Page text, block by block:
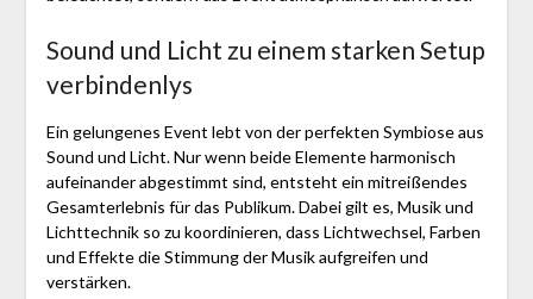
Sound und Licht zu einem starken Setup
verbindenlys
Ein gelungenes Event lebt von der perfekten Symbiose aus
Sound und Licht. Nur wenn beide Elemente harmonisch
aufeinander abgestimmt sind, entsteht ein mitreißendes
Gesamterlebnis für das Publikum. Dabei gilt es, Musik und
Lichttechnik so zu koordinieren, dass Lichtwechsel, Farben
und Effekte die Stimmung der Musik aufgreifen und
verstärken.